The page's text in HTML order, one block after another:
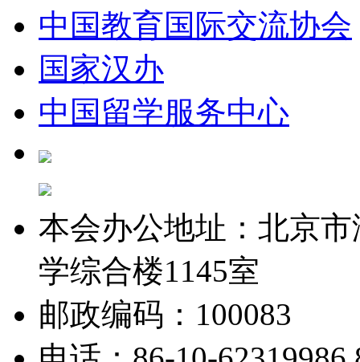
中国教育国际交流协会
国家汉办
中国留学服务中心
本会办公地址：北京
学综合楼1145室
邮政编码：100083